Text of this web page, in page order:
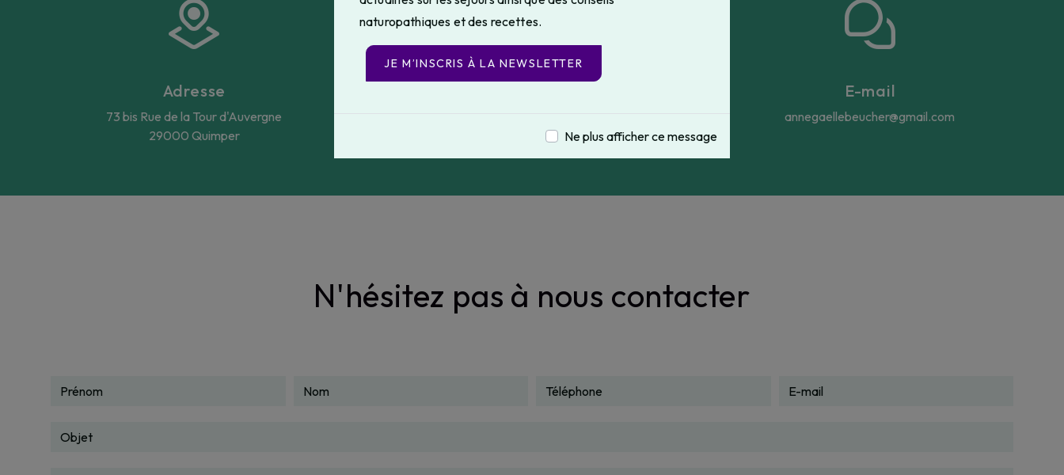
naturopathiques et des recettes.
JE M’INSCRIS À LA NEWSLETTER
Ne plus afficher ce message
Adresse
73 bis Rue de la Tour d'Auvergne
29000 Quimper
E-mail
annegaellebeucher@gmail.com
N'hésitez pas à nous contacter